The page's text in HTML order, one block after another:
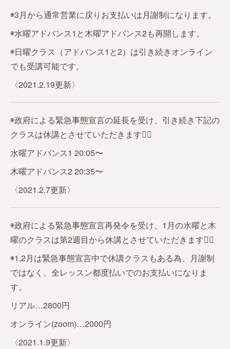
◉3月から通常営業に戻りお支払いは月謝制になります。
◉水曜アドバンス1と木曜アドバンス2も再開します。
◉日曜クラス（アドバンス1と2）は引き続きオンライン
でも受講可能です。
〈2021.2.19更新〉
◉政府による緊急事態宣言の延長を受け、引き続き下記の
クラスは休講とさせていただきます🙇‍♀️
水曜アドバンス1 20:05〜
木曜アドバンス2 20:35〜
〈2021.2.7更新〉
◉政府による緊急事態宣言再発令を受け、1月の水曜と木
曜のクラスは第2週目から休講とさせていただきます🙇‍♀️
◉1,2月は緊急事態宣言中で休講クラスもある為、月謝制
ではなく、全レッスン都度払いでのお支払いになりま
す。
リアル…2800円
オンライン(zoom)…2000円
〈2021.1.9更新〉